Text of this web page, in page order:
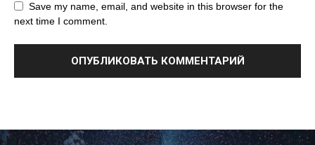
Save my name, email, and website in this browser for the
next time I comment.